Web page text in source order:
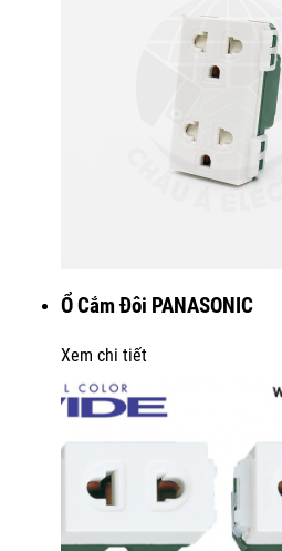
Ổ Cắm Đôi PANASONIC
Xem chi tiết